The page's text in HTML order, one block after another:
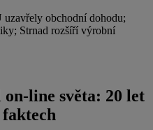
obchodní dohodu;
Strnad rozšíří výrobní
line světa: 20 let
faktech